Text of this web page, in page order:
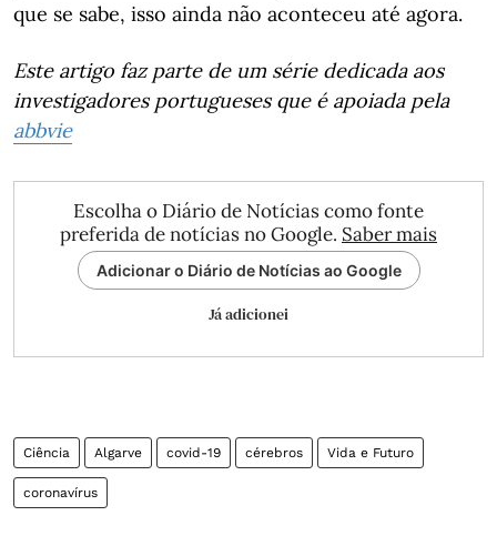
que se sabe, isso ainda não aconteceu até agora.
Este artigo faz parte de um série dedicada aos
investigadores portugueses que é apoiada pela
abbvie
Escolha o Diário de Notícias como fonte
preferida de notícias no Google. Saber mais
Adicionar o Diário de Notícias ao Google
Já adicionei
Ciência Algarve covid-19 cérebros Vida e Futuro
coronavírus